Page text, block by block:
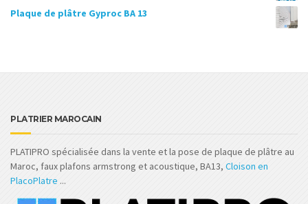
Plaque de plâtre Gyproc BA 13
PLATRIER MAROCAIN
PLATIPRO spécialisée dans la vente et la pose de plaque de plâtre au
Maroc, faux plafons armstrong et acoustique, BA13, Cloison en
PlacoPlatre ...